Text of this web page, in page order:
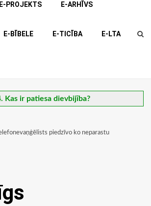
E-PROJEKTS E-ARHĪVS
E-BĪBELE E-TICĪBA E-LTA
Kas ir patiesa dievbijība?
piedzīvo ko neparastu